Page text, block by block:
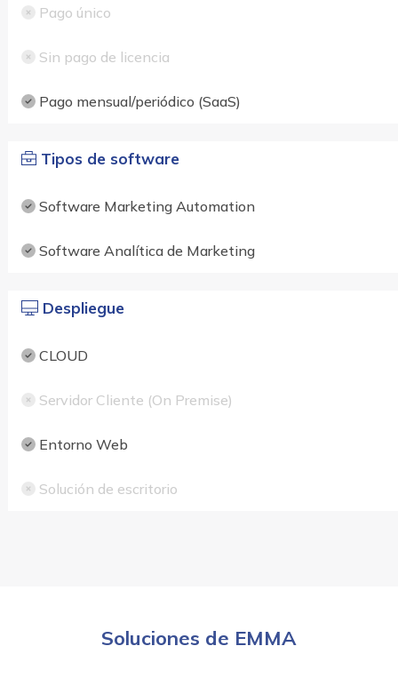
Pago único
Sin pago de licencia
Pago mensual/periódico (SaaS)
Tipos de software
Software Marketing Automation
Software Analítica de Marketing
Despliegue
CLOUD
Servidor Cliente (On Premise)
Entorno Web
Solución de escritorio
Soluciones de EMMA